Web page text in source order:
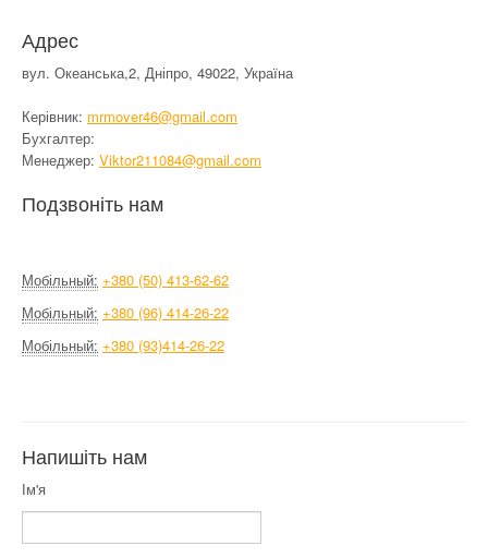
Адрес
вул. Океанська,2, Дніпро, 49022, Україна
Керівник: mrmover46@gmail.com
Бухгалтер:
Менеджер: Viktor211084@gmail.com
Подзвоніть нам
Мобільный: +380 (50) 413-62-62
Мобільный: +380 (96) 414-26-22
Мобільный: +380 (93)414-26-22
Напишіть нам
Ім'я